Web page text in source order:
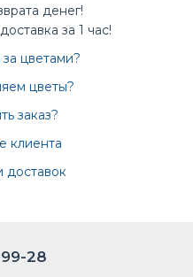
денег!
за 1 час!
цветами?
цветы?
заказ?
клиента
доставок
28